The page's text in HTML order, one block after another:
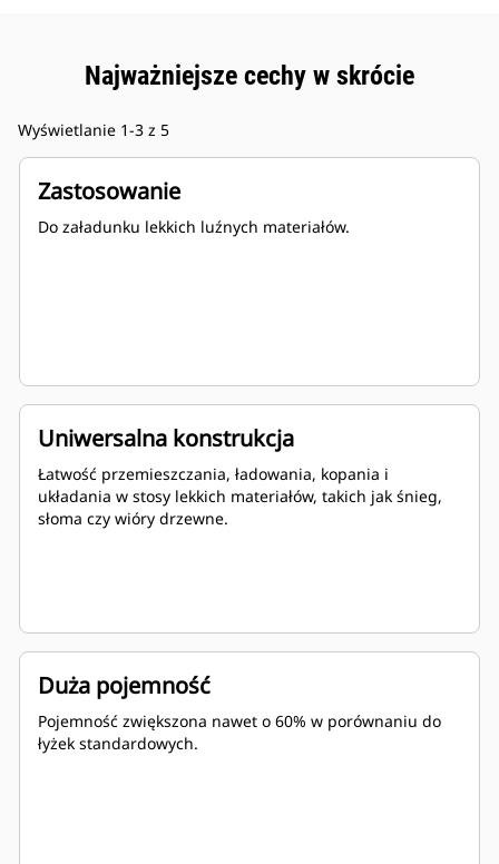
Najważniejsze cechy w skrócie
Wyświetlanie 1-3 z 5
Zastosowanie
Do załadunku lekkich luźnych materiałów.
Uniwersalna konstrukcja
Łatwość przemieszczania, ładowania, kopania i
układania w stosy lekkich materiałów, takich jak śnieg,
słoma czy wióry drzewne.
Duża pojemność
Pojemność zwiększona nawet o 60% w porównaniu do
łyżek standardowych.